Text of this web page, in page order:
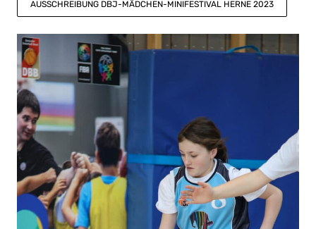
AUSSCHREIBUNG DBJ-MÄDCHEN-MINIFESTIVAL HERNE 2023